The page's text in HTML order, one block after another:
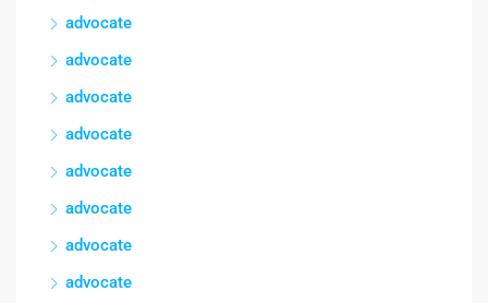
advocate
advocate
advocate
advocate
advocate
advocate
advocate
advocate